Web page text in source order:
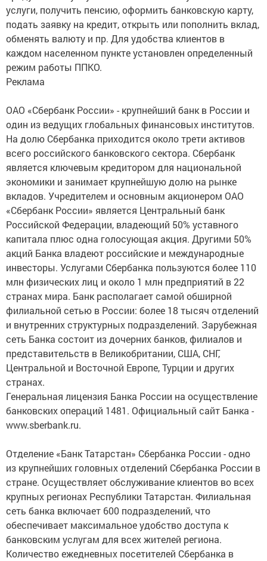
услуги, получить пенсию, оформить банковскую карту,
подать заявку на кредит, открыть или пополнить вклад,
обменять валюту и пр. Для удобства клиентов в
каждом населенном пункте установлен определенный
режим работы ППКО.
Реклама
ОАО «Сбербанк России» - крупнейший банк в России и
один из ведущих глобальных финансовых институтов.
На долю Сбербанка приходится около трети активов
всего российского банковского сектора. Сбербанк
является ключевым кредитором для национальной
экономики и занимает крупнейшую долю на рынке
вкладов. Учредителем и основным акционером ОАО
«Сбербанк России» является Центральный банк
Российской Федерации, владеющий 50% уставного
капитала плюс одна голосующая акция. Другими 50%
акций Банка владеют российские и международные
инвесторы. Услугами Сбербанка пользуются более 110
млн физических лиц и около 1 млн предприятий в 22
странах мира. Банк располагает самой обширной
филиальной сетью в России: более 18 тысяч отделений
и внутренних структурных подразделений. Зарубежная
сеть Банка состоит из дочерних банков, филиалов и
представительств в Великобритании, США, СНГ,
Центральной и Восточной Европе, Турции и других
странах.
Генеральная лицензия Банка России на осуществление
банковских операций 1481. Официальный сайт Банка -
www.sberbank.ru.
Отделение «Банк Татарстан» Сбербанка России - одно
из крупнейших головных отделений Сбербанка России в
стране. Осуществляет обслуживание клиентов во всех
крупных регионах Республики Татарстан. Филиальная
сеть банка включает 600 подразделений, что
обеспечивает максимальное удобство доступа к
банковским услугам для всех жителей региона.
Количество ежедневных посетителей Сбербанка в